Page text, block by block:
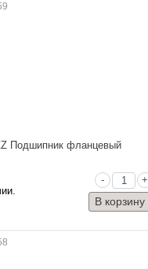
Подшипник фланцевый
- +